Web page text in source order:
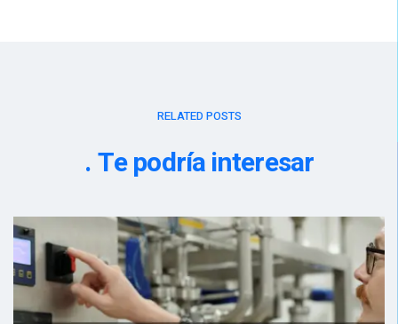
RELATED POSTS
Te podría interesar